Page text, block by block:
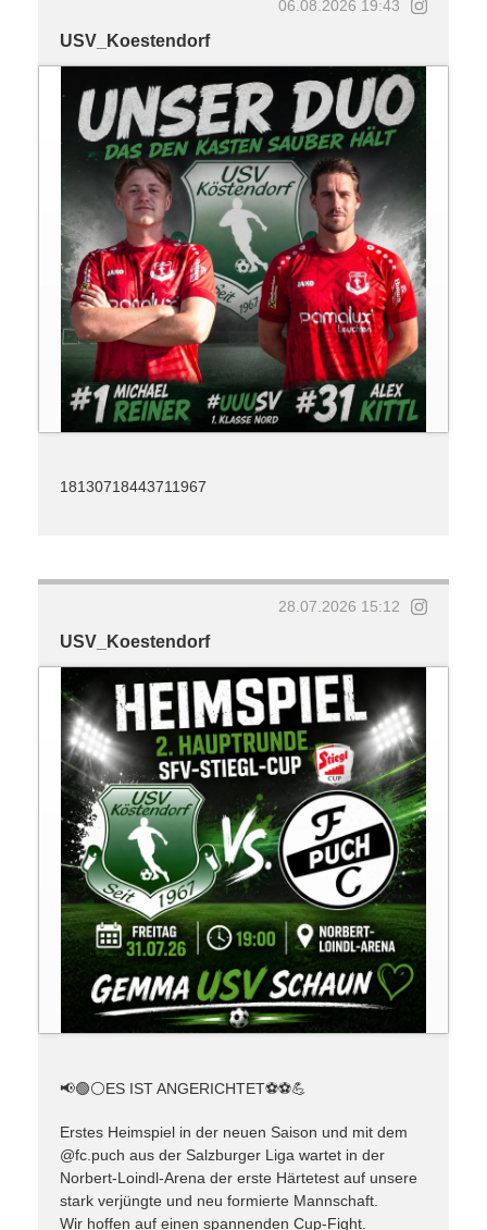
06.08.2026 19:43
USV_Koestendorf
18130718443711967
28.07.2026 15:12
USV_Koestendorf
📢🟢⚪️ES IST ANGERICHTET⚽️⚽️💪
Erstes Heimspiel in der neuen Saison und mit dem
@fc.puch aus der Salzburger Liga wartet in der
Norbert-Loindl-Arena der erste Härtetest auf unsere
stark verjüngte und neu formierte Mannschaft.
Wir hoffen auf einen spannenden Cup-Fight.